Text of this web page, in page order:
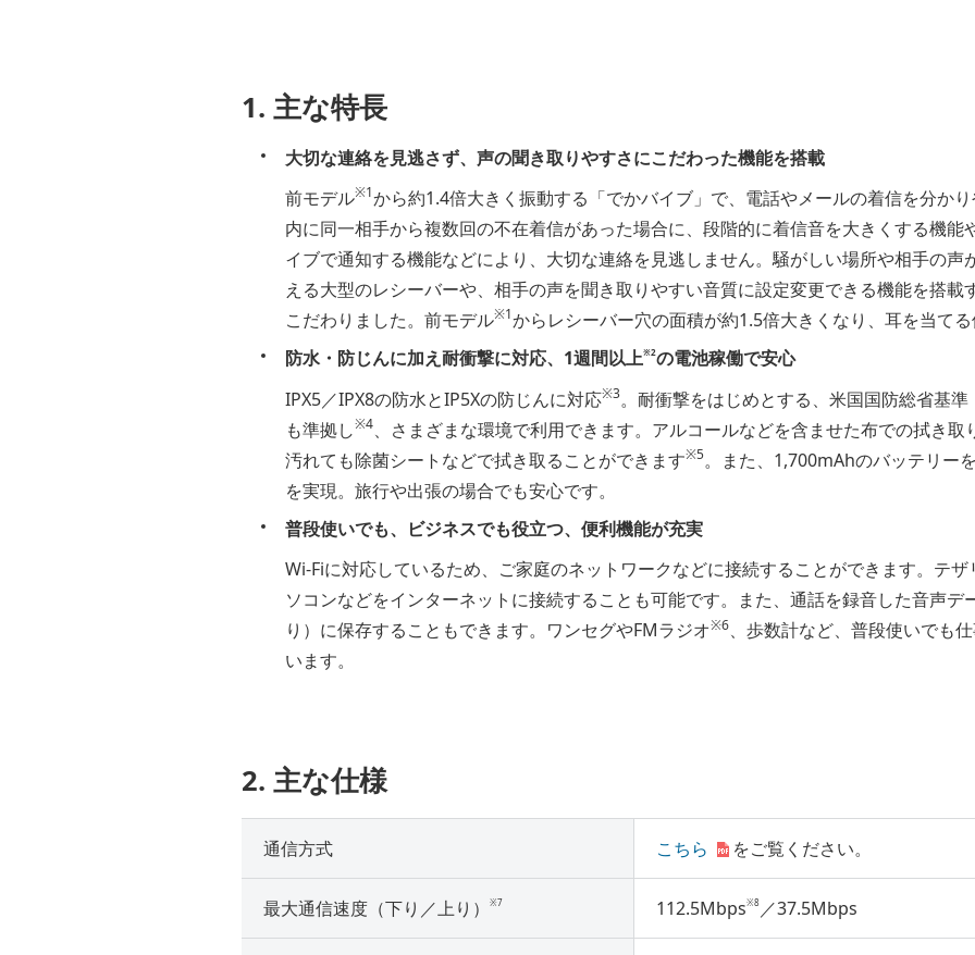
1. 主な特長
大切な連絡を見逃さず、声の聞き取りやすさにこだわった機能を搭載
前モデル※1から約1.4倍大きく振動する「でかバイブ」で、電話やメールの着信を分か
内に同一相手から複数回の不在着信があった場合に、段階的に着信音を大きくする機能
イブで通知する機能などにより、大切な連絡を見逃しません。騒がしい場所や相手の声
える大型のレシーバーや、相手の声を聞き取りやすい音質に設定変更できる機能を搭載
こだわりました。前モデル※1からレシーバー穴の面積が約1.5倍大きくなり、耳を当て
防水・防じんに加え耐衝撃に対応、1週間以上※2の電池稼働で安心
IPX5／IPX8の防水とIP5Xの防じんに対応※3。耐衝撃をはじめとする、米国国防総省基
も準拠し※4、さまざまな環境で利用できます。アルコールなどを含ませた布での拭き
汚れても除菌シートなどで拭き取ることができます※5。また、1,700mAhのバッテリー
を実現。旅行や出張の場合でも安心です。
普段使いでも、ビジネスでも役立つ、便利機能が充実
Wi-Fiに対応しているため、ご家庭のネットワークなどに接続することができます。テ
ソコンなどをインターネットに接続することも可能です。また、通話を録音した音声
り）に保存することもできます。ワンセグやFMラジオ※6、歩数計など、普段使いでも
います。
2. 主な仕様
通信方式 こちら をご覧ください。
最大通信速度（下り／上り） ※7 112.5Mbps※8 ／37.5Mbps